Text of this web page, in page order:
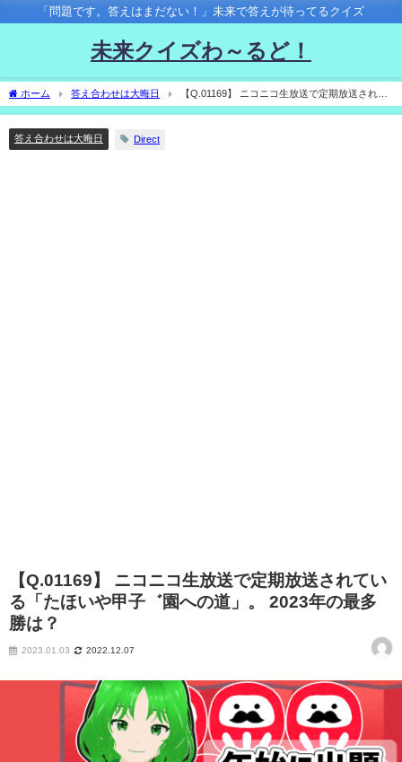
「問題です。答えはまだない！」未来で答えが待ってるクイズ
未来クイズわ～るど！
ホーム 答え合わせは大晦日
【Q.01169】 ニコニコ生放送で定期放送されて
いる「たほいや甲子゛園への道」。 2023年の最多勝は？
答え合わせは大晦日 Direct
【Q.01169】 ニコニコ生放送で定期放送されてい
る「たほいや甲子゛園への道」。 2023年の最多
勝は？
2023.01.03 2022.12.07